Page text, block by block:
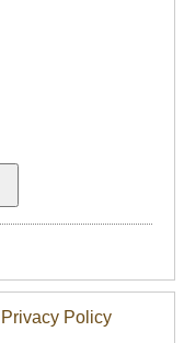
Privacy Policy